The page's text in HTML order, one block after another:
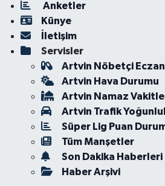
Anketler
Künye
İletişim
Servisler
Artvin Nöbetçi
Artvin Hava Durumu
Artvin Namaz
Artvin Trafik
Süper Lig Puan
Tüm Manşetler
Son Dakika Haberleri
Haber Arşivi